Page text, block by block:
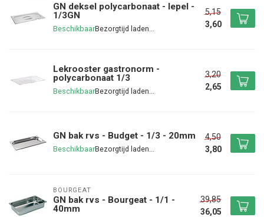
GN deksel polycarbonaat - lepel -
1/3GN
Beschikbaar
5,15
3,60
Lekrooster gastronorm -
polycarbonaat 1/3
Beschikbaar
3,20
2,65
GN bak rvs - Budget - 1/3 - 20mm
Beschikbaar
4,50
3,80
BOURGEAT
GN bak rvs - Bourgeat - 1/1 -
40mm
39,85
36,05